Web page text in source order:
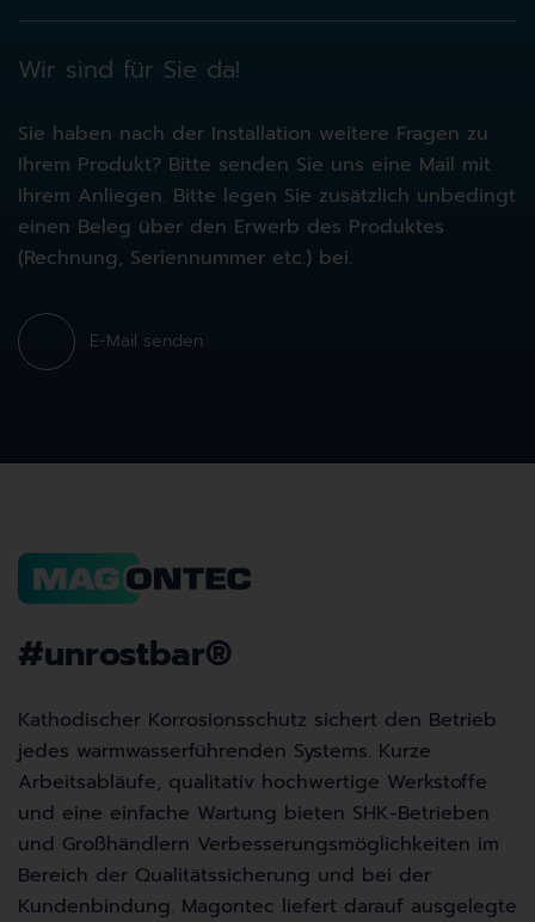
Wir sind für Sie da!
Sie haben nach der Installation weitere Fragen zu
Ihrem Produkt? Bitte senden Sie uns eine Mail mit
Ihrem Anliegen. Bitte legen Sie zusätzlich unbedingt
einen Beleg über den Erwerb des Produktes
(Rechnung, Seriennummer etc.) bei.
E-Mail senden
#unrostbar®
Kathodischer Korrosionsschutz sichert den Betrieb
jedes warmwasserführenden Systems. Kurze
Arbeitsabläufe, qualitativ hochwertige Werkstoffe
und eine einfache Wartung bieten SHK-Betrieben
und Großhändlern Verbesserungsmöglichkeiten im
Bereich der Qualitätssicherung und bei der
Kundenbindung. Magontec liefert darauf ausgelegte